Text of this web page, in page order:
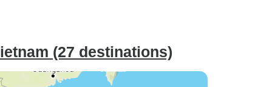
(27 destinations)